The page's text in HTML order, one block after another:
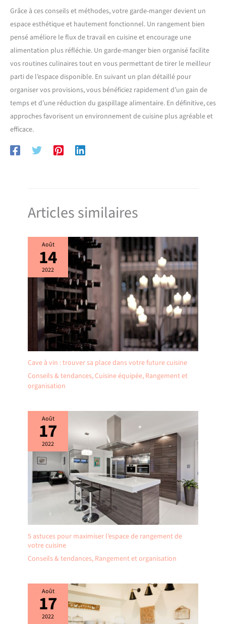
Grâce à ces conseils et méthodes, votre garde-manger devient un
espace esthétique et hautement fonctionnel. Un rangement bien
pensé améliore le flux de travail en cuisine et encourage une
alimentation plus réfléchie. Un garde-manger bien organisé facilite
vos routines culinaires tout en vous permettant de tirer le meilleur
parti de l’espace disponible. En suivant un plan détaillé pour
organiser vos provisions, vous bénéficiez rapidement d’un gain de
temps et d’une réduction du gaspillage alimentaire. En définitive, ces
approches favorisent un environnement de cuisine plus agréable et
efficace.
Articles similaires
Août
14
2022
Cave à vin : trouver sa place dans votre future cuisine
Conseils & tendances,Cuisine équipée, Rangement et
organisation
Août
17
2022
5 astuces pour maximiser l’espace de rangement de
votre cuisine
Conseils & tendances, Rangement et organisation
Août
17
2022